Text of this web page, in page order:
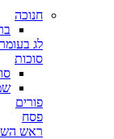
חנוכה
לג בעומר
סוכות
פורים
פסח
ראש